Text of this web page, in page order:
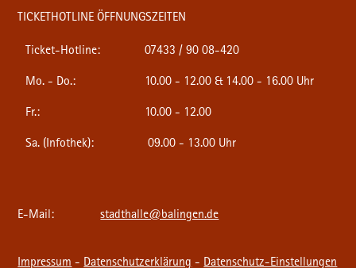
TICKETHOTLINE ÖFFNUNGSZEITEN
Ticket-Hotline: 07433 / 90 08-420
Mo. - Do.: 10.00 - 12.00 & 14.00 - 16.00 Uhr
Fr.: 10.00 - 12.00
Sa. (Infothek): 09.00 - 13.00 Uhr
E-Mail: stadthalle@balingen.de
Impressum - Datenschutzerklärung - Datenschutz-Einstellungen